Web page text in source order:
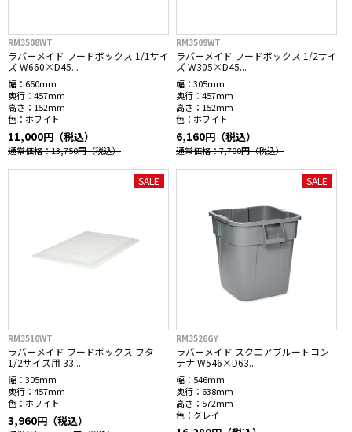
RM3508WT
ラバーメイド フードボックス 1/1サイ
ズ W660×D45...
幅： 660mm
奥行： 457mm
高さ： 152mm
色： ホワイト
11,000円（税込）
通常価格：13,750円（税込）
RM3509WT
ラバーメイド フードボックス 1/2サイ
ズ W305×D45...
幅： 305mm
奥行： 457mm
高さ： 152mm
色： ホワイト
6,160円（税込）
通常価格：7,700円（税込）
SALE
RM3510WT
ラバーメイド フードボックス フタ
1/2サイズ用 33...
幅： 305mm
奥行： 457mm
色： ホワイト
3,960円（税込）
SALE
RM3526GY
ラバーメイド スクエアブルートコン
テナ W546×D63...
幅： 546mm
奥行： 638mm
高さ： 572mm
色： グレイ